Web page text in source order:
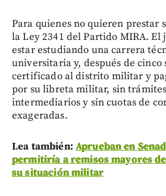
Para quienes no quieren prestar
la Ley 2341 del Partido MIRA. El
estar estudiando una carrera
universitaria y, después de cinco
certificado al distrito militar y
por su libreta militar, sin
intermediarios y sin cuotas de
exageradas.
Lea también: Aprueban en
permitiría a remisos mayores
su situación militar